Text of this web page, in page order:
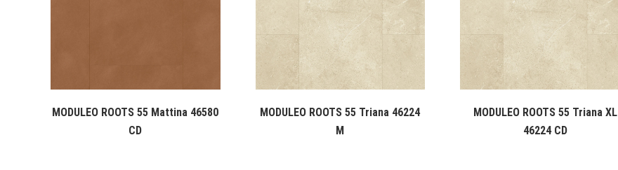
MODULEO ROOTS 55 Mattina 46580
CD
MODULEO ROOTS 55 Triana 46224
M
MODULEO ROOTS 55 Triana XL
46224 CD